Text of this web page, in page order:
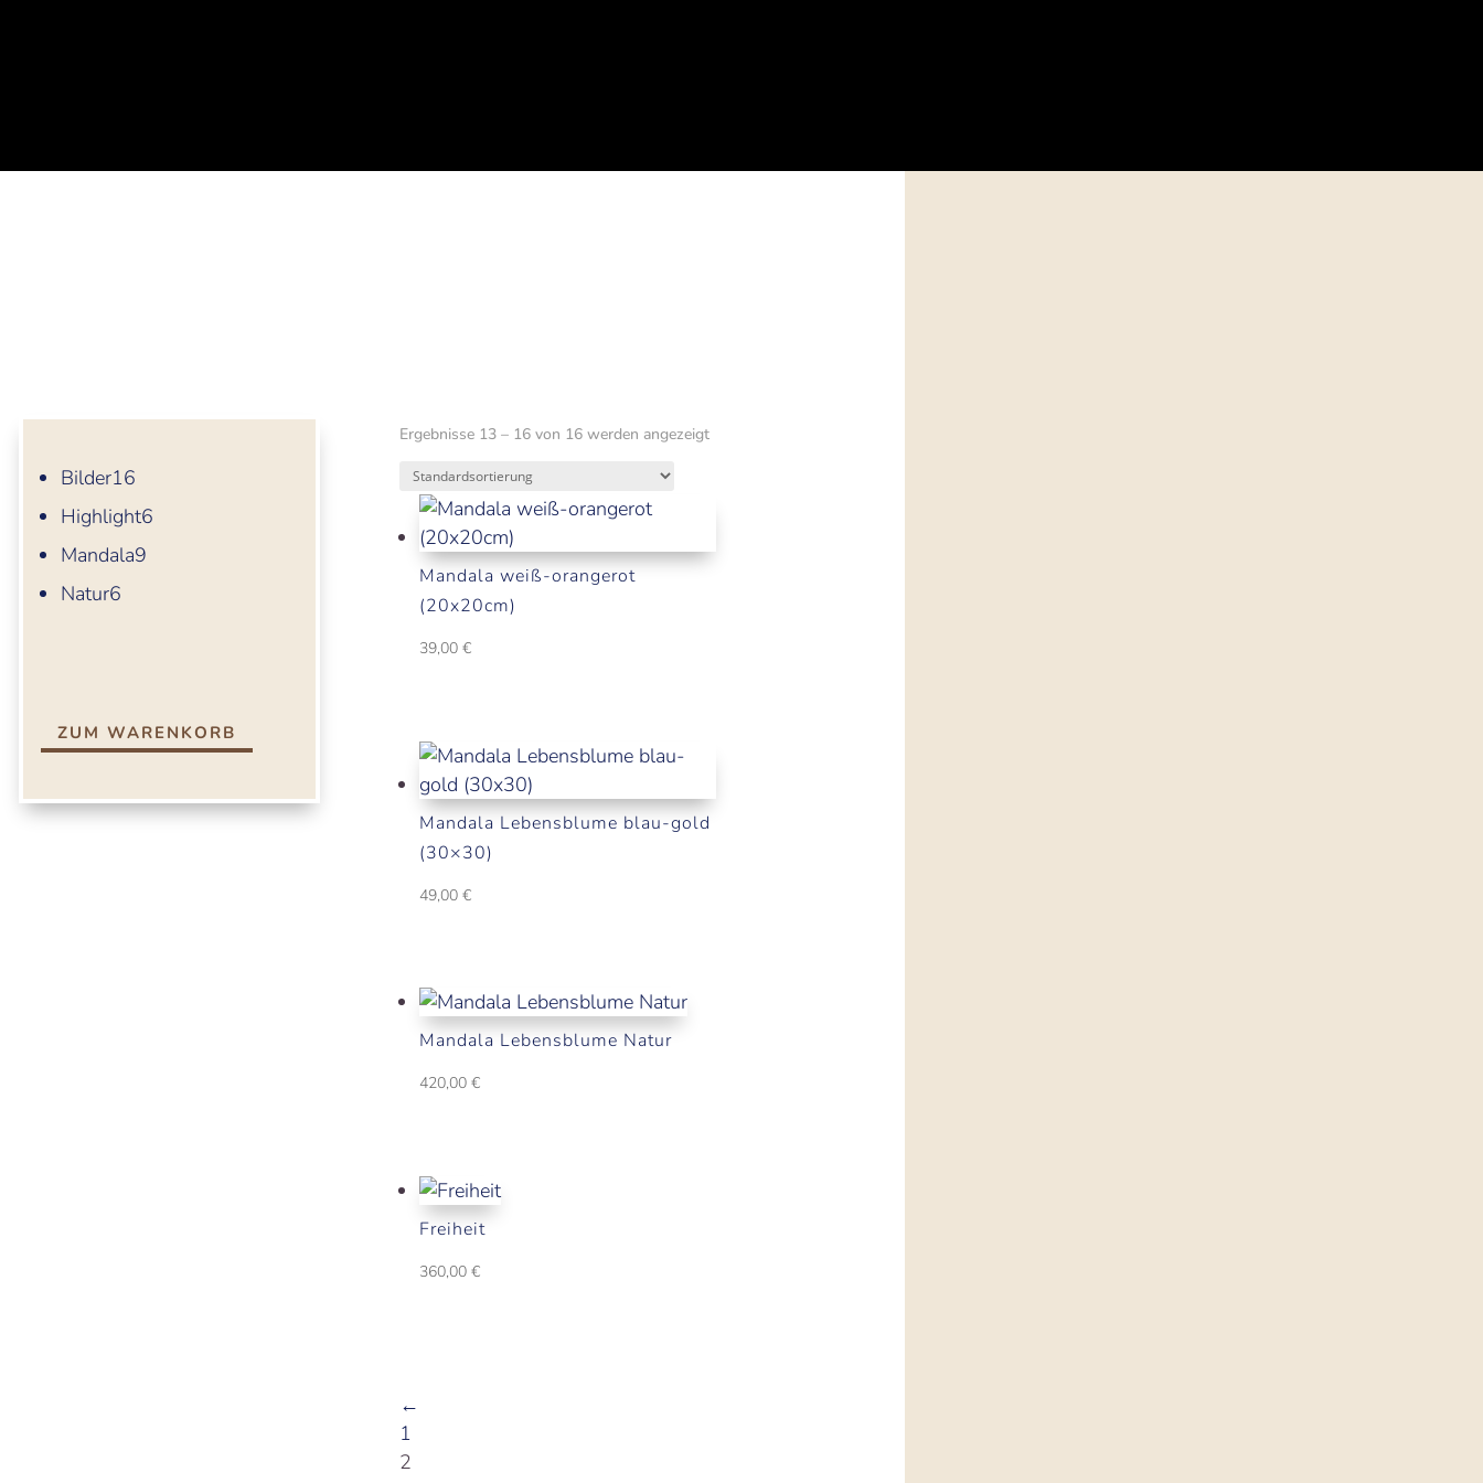
Bilder1616
Produkte
Highlight66
Mandala99
Natur66
ZUM WARENKORB
Ergebnisse 13 – 16 von 16 werden angezeigt
Mandala weiß-orangerot
(20x20cm)
39,00€
Mandala Lebensblume blau-gold
(30×30)
49,00€
Mandala Lebensblume Natur
420,00€
Freiheit
360,00€
←
1
2